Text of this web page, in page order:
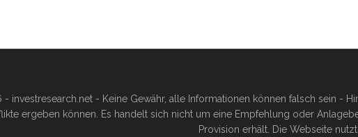
investresearch.net - Keine Gewähr, alle Informationen können falsch sein -
ergeben können. Es handelt sich nicht um eine Empfehlung oder
Provision erhält. Die Webseite